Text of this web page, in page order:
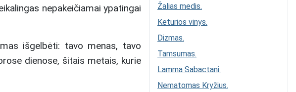
Žalias medis.
Keturios vinys.
Dizmas.
Tamsumas.
Lamma Sabactani.
Nematomas Kryžius.
nepakeičiamai ypatingai
išgelbėti: tavo menas, tavo
dienose, šitais metais, kurie